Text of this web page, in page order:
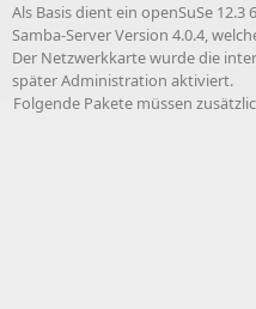
Als Basis dient ein openSuSe
Samba-Server Version 4.0.4,
Der Netzwerkkarte wurde die
später Administration aktiviert.
Folgende Pakete müssen